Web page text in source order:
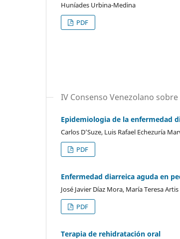
Huníades Urbina-Medina
PDF
IV Consenso Venezolano
Epidemiologia de la enfermedad
Carlos D’Suze, Luis Rafael Echezuría
PDF
Enfermedad diarreica aguda en
José Javier Díaz Mora, María Teresa
PDF
Terapia de rehidratación oral